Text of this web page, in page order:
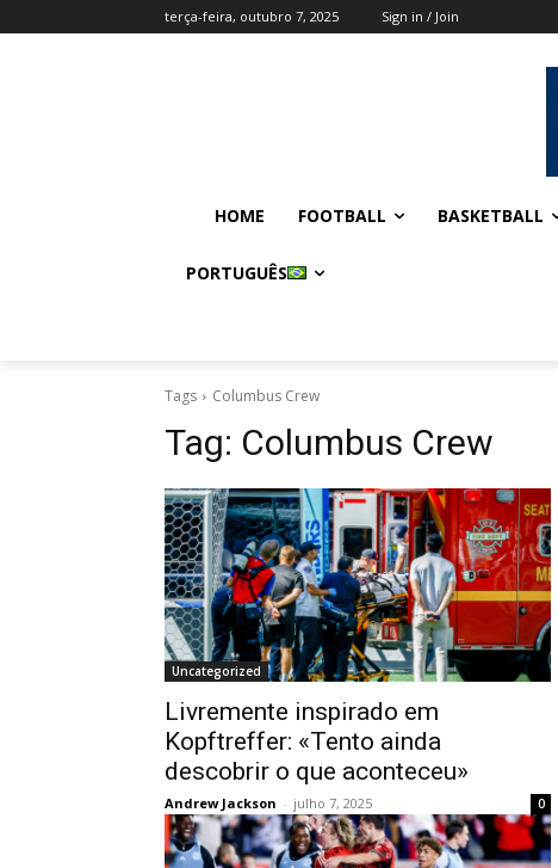
terça-feira, outubro 7, 2025 Sign in / Join
HOME FOOTBALL BASKETBALL
PORTUGUÊS
Tags Columbus Crew
Tag: Columbus Crew
Uncategorized
Livremente inspirado em
Kopftreffer: «Tento ainda
descobrir o que aconteceu»
Andrew Jackson - julho 7, 2025 0